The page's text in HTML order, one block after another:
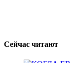
Сейчас читают